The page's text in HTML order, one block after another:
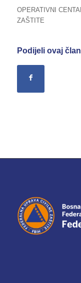
OPERATIVNI
ZAŠTITE
Podijeli ovaj